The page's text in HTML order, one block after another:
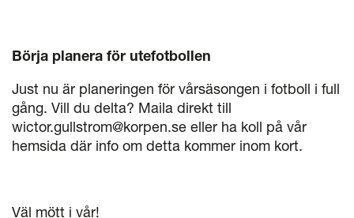
Börja planera för utefotbollen
Just nu är planeringen för vårsäsongen i fotboll i full
gång. Vill du delta? Maila direkt till
wictor.gullstrom@korpen.se eller ha koll på vår
hemsida där info om detta kommer inom kort.
Väl mött i vår!